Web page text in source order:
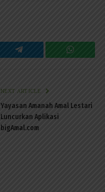
Telegram
NEXT ARTICLE
Yayasan Amanah Amal Lestari
Luncurkan Aplikasi
bigAmal.com